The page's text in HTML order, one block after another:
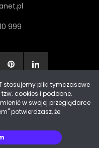
999
& decoPLANET
stosujemy pliki tymczasowe
cookies i podobne.
w swojej przeglądarce
potwierdzasz, że